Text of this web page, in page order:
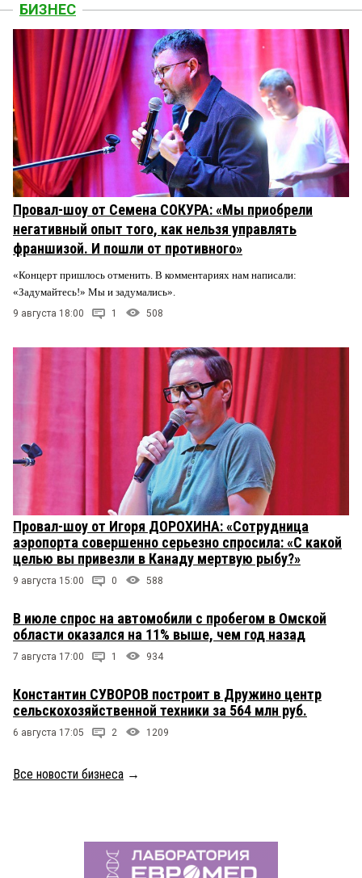
БИЗНЕС
Провал-шоу от Семена СОКУРА: «Мы приобрели
негативный опыт того, как нельзя управлять
франшизой. И пошли от противного»
«Концерт пришлось отменить. В комментариях нам написали:
«Задумайтесь!» Мы и задумались».
9 августа 18:00 1 508
Провал-шоу от Игоря ДОРОХИНА: «Сотрудница
аэропорта совершенно серьезно спросила: «С какой
целью вы привезли в Канаду мертвую рыбу?»
9 августа 15:00 0 588
В июле спрос на автомобили с пробегом в Омской
области оказался на 11% выше, чем год назад
7 августа 17:00 1 934
Константин СУВОРОВ построит в Дружино центр
сельскохозяйственной техники за 564 млн руб.
6 августа 17:05 2 1209
Все новости бизнеса →